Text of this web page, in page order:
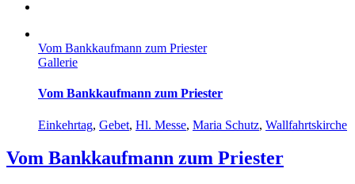
Vom Bankkaufmann zum Priester
Gallerie
Vom Bankkaufmann zum Priester
Einkehrtag, Gebet, Hl. Messe, Maria Schutz, Wallfahrtskirche
Vom Bankkaufmann zum Priester